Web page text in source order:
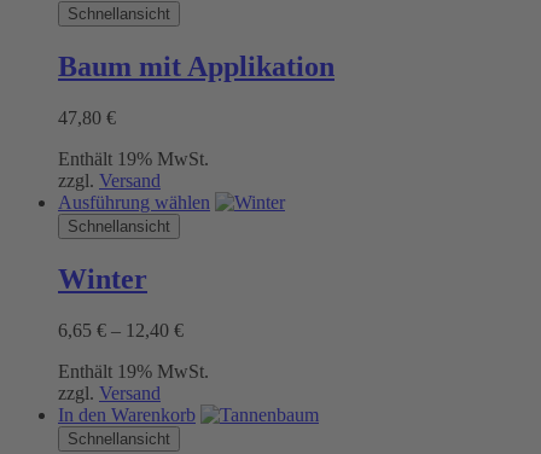
Schnellansicht
Baum mit Applikation
47,80 €
Enthält 19% MwSt.
zzgl. Versand
Ausführung wählen Dieses
der
Schnellansicht
Winter
6,65 € – 12,40 €Preisspanne:
bis
Enthält 19% MwSt.
zzgl. Versand
In den Warenkorb
Schnellansicht